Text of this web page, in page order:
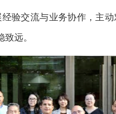
交流与业务协作，主
远。